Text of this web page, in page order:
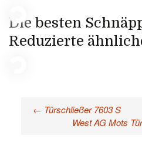
Die besten
Reduzierte
← Türschließer 7603 S
West AG Mots